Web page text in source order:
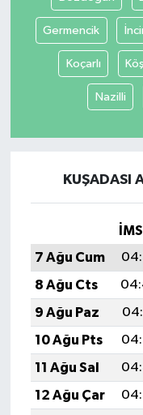
Germencik
Koçarlı
Nazilli
KUŞADASI
7 Ağu Cum
8 Ağu Cts
9 Ağu Paz
10 Ağu Pts
11 Ağu Sal
12 Ağu Çar